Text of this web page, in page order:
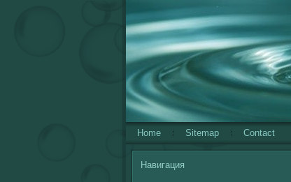
Home Sitemap Contact
Навигация